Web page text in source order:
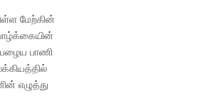
மேற்கின்
பாணி
எழுத்து